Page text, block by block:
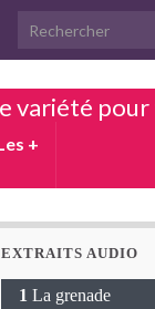
Search for:
variété
+
EXTRAITS AUDIO
La grenade